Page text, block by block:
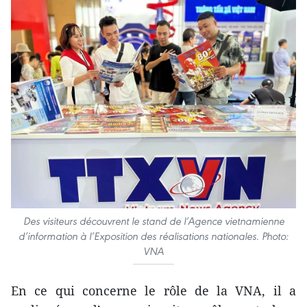
Des visiteurs découvrent le stand de l’Agence vietnamienne
d’information à l’Exposition des réalisations nationales. Photo:
VNA
En ce qui concerne le rôle de la VNA, il a